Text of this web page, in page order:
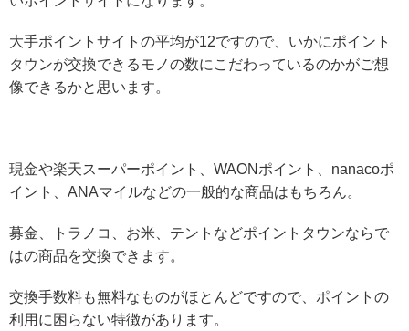
大手ポイントサイトの平均が12ですので、いかにポイント
タウンが交換できるモノの数にこだわっているのかがご想
像できるかと思います。
現金や楽天スーパーポイント、WAONポイント、nanacoポ
イント、ANAマイルなどの一般的な商品はもちろん。
募金、トラノコ、お米、テントなどポイントタウンならで
はの商品を交換できます。
交換手数料も無料なものがほとんどですので、ポイントの
利用に困らない特徴があります。